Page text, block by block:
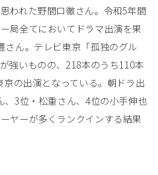
われた野間口徹さん。令和5年間
局全てにおいてドラマ出演を果
さん。テレビ東京「孤独のグル
強いものの、218本のうち110本
の出演となっている。朝ドラ出
、3位・松重さん、4位の小手伸也
ヤーが多くランクインする結果